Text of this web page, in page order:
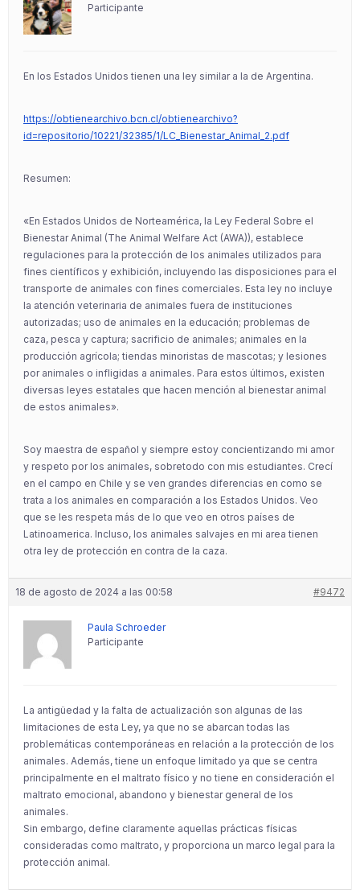
Participante
En los Estados Unidos tienen una ley similar a la de Argentina.
https://obtienearchivo.bcn.cl/obtienearchivo?
id=repositorio/10221/32385/1/LC_Bienestar_Animal_2.pdf
Resumen:
«En Estados Unidos de Norteamérica, la Ley Federal Sobre el
Bienestar Animal (The Animal Welfare Act (AWA)), establece
regulaciones para la protección de los animales utilizados para
fines científicos y exhibición, incluyendo las disposiciones para el
transporte de animales con fines comerciales. Esta ley no incluye
la atención veterinaria de animales fuera de instituciones
autorizadas; uso de animales en la educación; problemas de
caza, pesca y captura; sacrificio de animales; animales en la
producción agrícola; tiendas minoristas de mascotas; y lesiones
por animales o infligidas a animales. Para estos últimos, existen
diversas leyes estatales que hacen mención al bienestar animal
de estos animales».
Soy maestra de español y siempre estoy concientizando mi amor
y respeto por los animales, sobretodo con mis estudiantes. Crecí
en el campo en Chile y se ven grandes diferencias en como se
trata a los animales en comparación a los Estados Unidos. Veo
que se les respeta más de lo que veo en otros países de
Latinoamerica. Incluso, los animales salvajes en mi area tienen
otra ley de protección en contra de la caza.
18 de agosto de 2024 a las 00:58 #9472
Paula Schroeder
Participante
La antigüedad y la falta de actualización son algunas de las
limitaciones de esta Ley, ya que no se abarcan todas las
problemáticas contemporáneas en relación a la protección de los
animales. Además, tiene un enfoque limitado ya que se centra
principalmente en el maltrato físico y no tiene en consideración el
maltrato emocional, abandono y bienestar general de los
animales.
Sin embargo, define claramente aquellas prácticas físicas
consideradas como maltrato, y proporciona un marco legal para la
protección animal.